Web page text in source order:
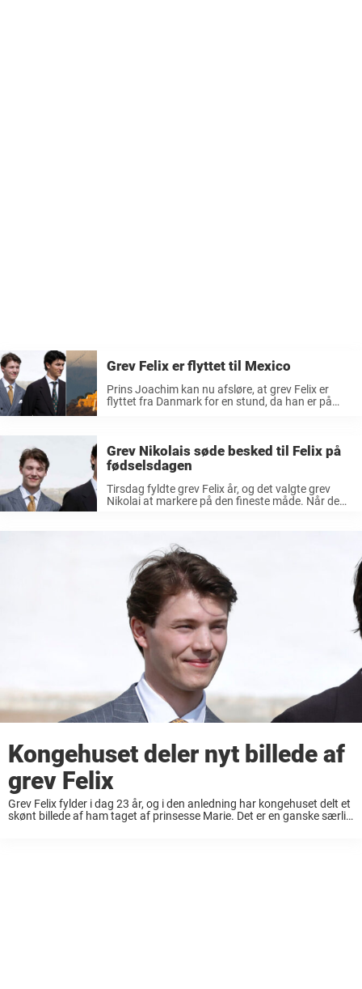
Grev Felix er flyttet til Mexico
Prins Joachim kan nu afsløre, at grev Felix er
flyttet fra Danmark for en stund, da han er på
Grev Nikolais søde besked til Felix på
fødselsdagen
Tirsdag fyldte grev Felix år, og det valgte grev
Nikolai at markere på den fineste måde. Når de
Kongehuset deler nyt billede af
grev Felix
Grev Felix fylder i dag 23 år, og i den anledning har kongehuset delt et
skønt billede af ham taget af prinsesse Marie. Det er en ganske særlig